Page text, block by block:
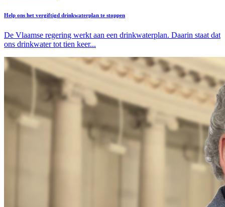
Help ons het vergiftigd drinkwaterplan te stoppen
De Vlaamse regering werkt aan een drinkwaterplan. Daarin staat dat
ons drinkwater tot tien keer...